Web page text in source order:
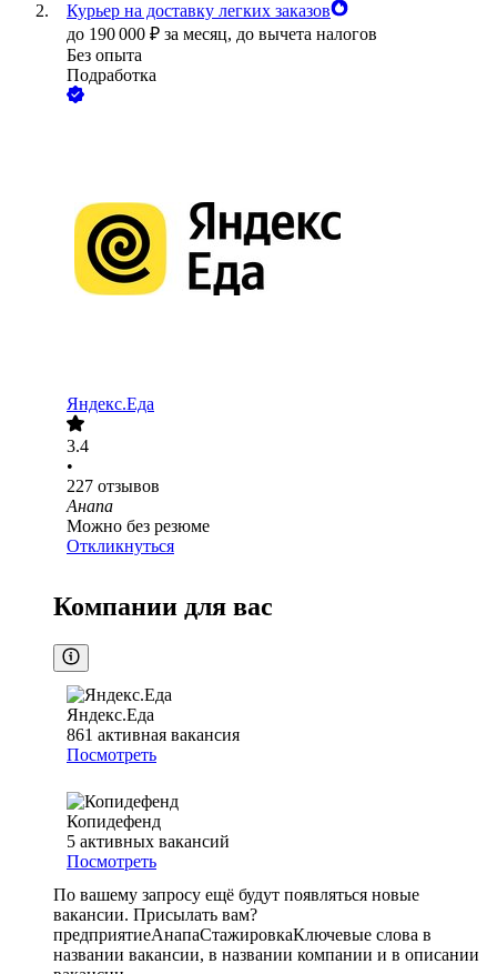
Курьер на доставку легких заказов
до 190 000 ₽ за месяц, до вычета налогов
Без опыта
Подработка
Яндекс.Еда
3.4
•
227 отзывов
Анапа
Можно без резюме
Откликнуться
Компании для вас
Яндекс.Еда
861 активная вакансия
Посмотреть
Копидефенд
5 активных вакансий
Посмотреть
По вашему запросу ещё будут появляться новые
вакансии. Присылать вам?
предприятиеАнапаСтажировкаКлючевые слова в
названии вакансии, в названии компании и в описании